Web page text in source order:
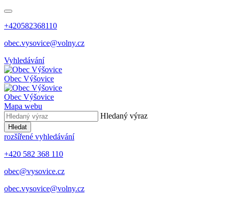
+420582368110
obec.vysovice@volny.cz
Vyhledávání
Obec Výšovice
Obec Výšovice
Mapa webu
Hledaný výraz
Hledat
rozšířené vyhledávání
+420 582 368 110
obec@vysovice.cz
obec.vysovice@volny.cz